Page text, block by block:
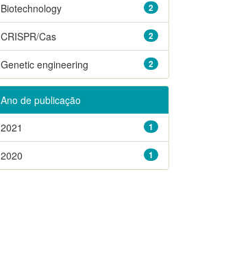
2
Biotechnology
2
CRISPR/Cas
2
Genetic engineering
Ano de publicação
1
2021
1
2020